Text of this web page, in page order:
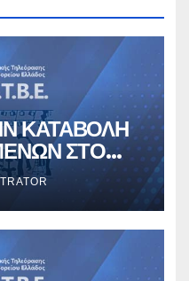
ΚΑΤΑΒΟΛΗ
ΣΤΟ
ΜΕ